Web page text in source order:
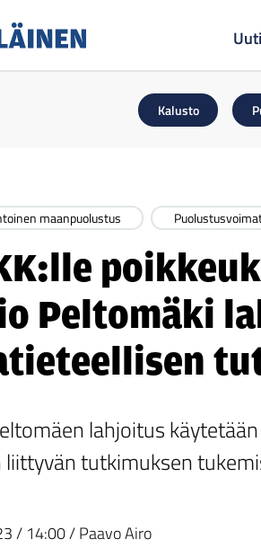
Kalusto
maanpuolustus
Peltomäki
lahjoitus
liittyvän tutkimuksen
/ 14:00/Paavo Airo